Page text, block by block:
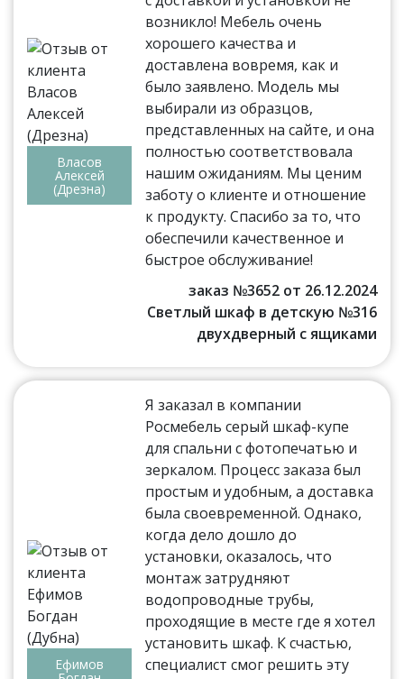
Власов
Алексей
(Дрезна)
возникло! Мебель очень
хорошего качества и
доставлена вовремя, как и
было заявлено. Модель мы
выбирали из образцов,
представленных на сайте, и она
полностью соответствовала
нашим ожиданиям. Мы ценим
заботу о клиенте и отношение
к продукту. Спасибо за то, что
обеспечили качественное и
быстрое обслуживание!
заказ №3652 от 26.12.2024
Светлый шкаф в детскую №316
двухдверный с ящиками
Ефимов
Я заказал в компании
Росмебель серый шкаф-купе
для спальни с фотопечатью и
зеркалом. Процесс заказа был
простым и удобным, а доставка
была своевременной. Однако,
когда дело дошло до
установки, оказалось, что
монтаж затрудняют
водопроводные трубы,
проходящие в месте где я хотел
установить шкаф. К счастью,
специалист смог решить эту